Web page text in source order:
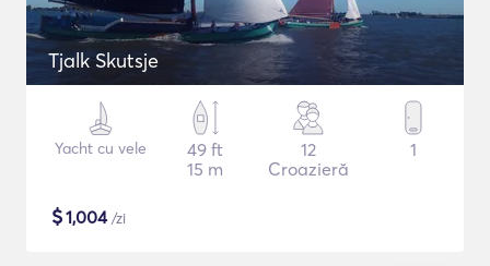
Tjalk Skutsje
Yacht cu vele
49 ft
15 m
12
Croazieră
1
$1,004/zi